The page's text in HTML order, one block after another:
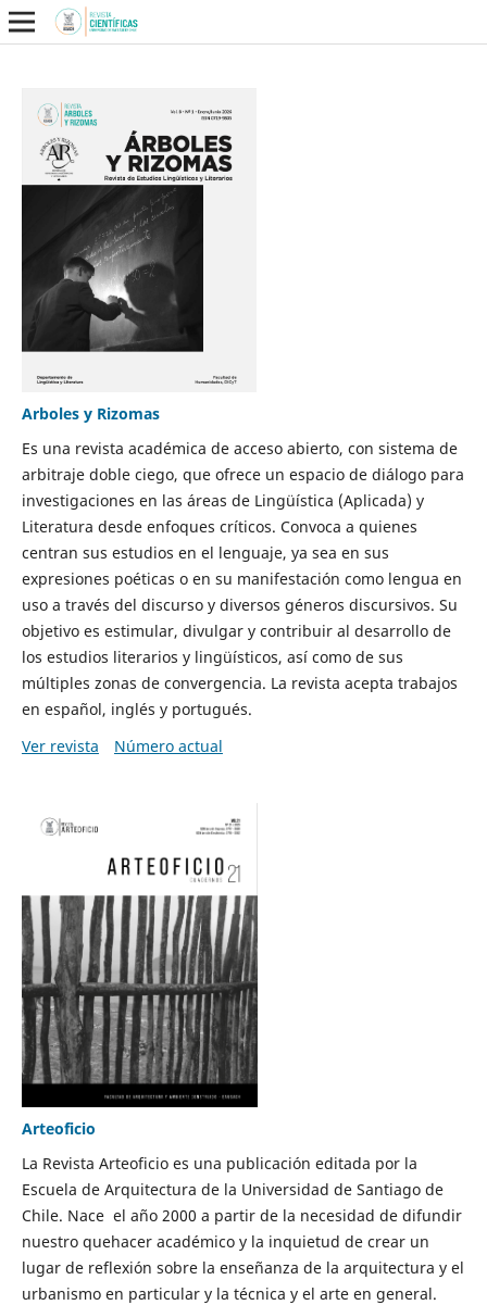
Arboles y Rizomas
Es una revista académica de acceso abierto, con sistema de
arbitraje doble ciego, que ofrece un espacio de diálogo para
investigaciones en las áreas de Lingüística (Aplicada) y
Literatura desde enfoques críticos. Convoca a quienes
centran sus estudios en el lenguaje, ya sea en sus
expresiones poéticas o en su manifestación como lengua en
uso a través del discurso y diversos géneros discursivos. Su
objetivo es estimular, divulgar y contribuir al desarrollo de
los estudios literarios y lingüísticos, así como de sus
múltiples zonas de convergencia. La revista acepta trabajos
en español, inglés y portugués.
Ver revista
Número actual
Arteoficio
La Revista Arteoficio es una publicación editada por la
Escuela de Arquitectura de la Universidad de Santiago de
Chile. Nace el año 2000 a partir de la necesidad de difundir
nuestro quehacer académico y la inquietud de crear un
lugar de reflexión sobre la enseñanza de la arquitectura y el
urbanismo en particular y la técnica y el arte en general.